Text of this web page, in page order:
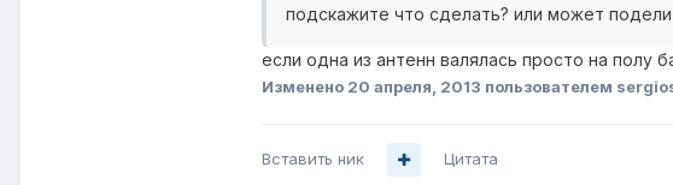
подскажите что сделать? или может
если одна из антенн валялась просто на полу
Изменено 20 апреля, 2013 пользователем
Вставить ник Цитата